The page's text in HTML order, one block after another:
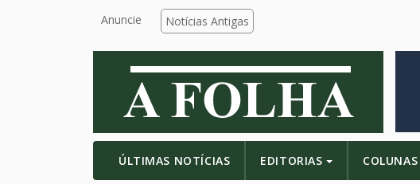
Anuncie Notícias Antigas
ÚLTIMAS NOTÍCIAS EDITORIAS COLUNAS